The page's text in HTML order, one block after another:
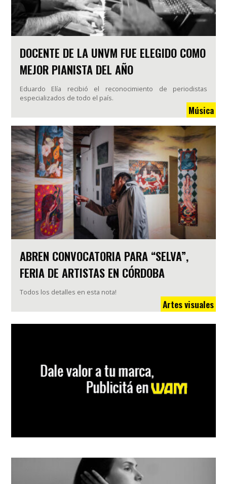
DOCENTE DE LA UNVM FUE ELEGIDO COMO
MEJOR PIANISTA DEL AÑO
Eduardo Elía recibió el reconocimiento de periodistas
especializados de todo el país.
Música
ABREN CONVOCATORIA PARA “SELVA”,
FERIA DE ARTISTAS EN CÓRDOBA
Todos los detalles en esta nota!
Artes visuales